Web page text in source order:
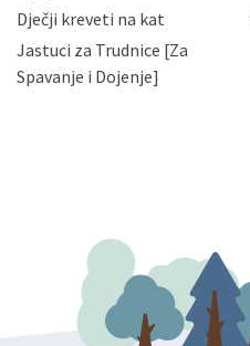
zatražiti prestanak
podataka. Opoziv
gore navedenu adresu ili
Dječji kreveti na kat
Jastuci za Trudnice [Za
Spavanje i Dojenje]